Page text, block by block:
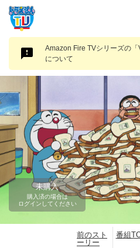
Amazon Fire TVシリーズの
について
未購入
購入済の場合は
ログインしてください
前のスト
ーリー
番組